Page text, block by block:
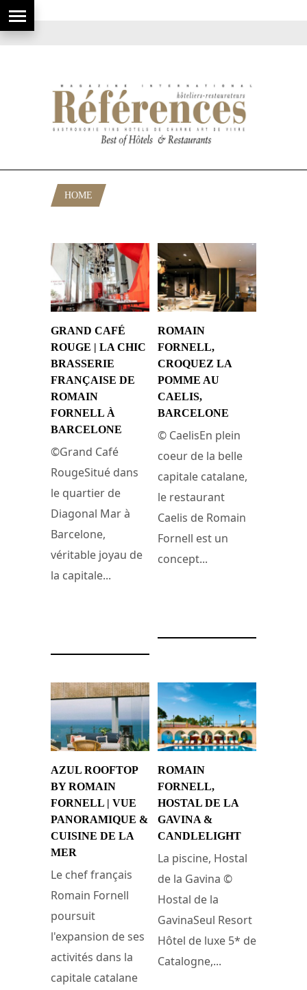
HOME
GRAND CAFÉ
ROUGE | LA CHIC
BRASSERIE
FRANÇAISE DE
ROMAIN
FORNELL À
BARCELONE
©Grand Café
RougeSitué dans
le quartier de
Diagonal Mar à
Barcelone,
véritable joyau de
la capitale...
ROMAIN
FORNELL,
CROQUEZ LA
POMME AU
CAELIS,
BARCELONE
© CaelisEn plein
coeur de la belle
capitale catalane,
le restaurant
Caelis de Romain
Fornell est un
concept...
AZUL ROOFTOP
BY ROMAIN
FORNELL | VUE
PANORAMIQUE &
CUISINE DE LA
MER
Le chef français
Romain Fornell
poursuit
l'expansion de ses
activités dans la
capitale catalane
ROMAIN
FORNELL,
HOSTAL DE LA
GAVINA &
CANDLELIGHT
La piscine, Hostal
de la Gavina ©
Hostal de la
GavinaSeul Resort
Hôtel de luxe 5* de
Catalogne,...